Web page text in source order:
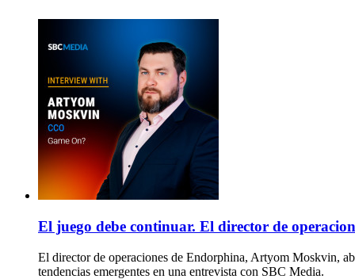
El juego debe continuar. El director de
El director de operaciones de Endorphina, Artyom Moskvin,
tendencias emergentes en una entrevista con SBC Media.